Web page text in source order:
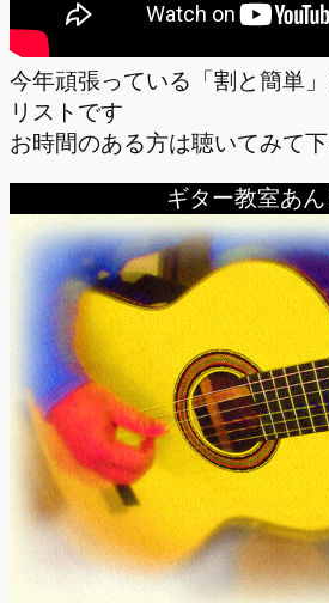
今年頑張っている「割と簡単
リストです
お時間のある方は聴いてみて下
ギター教室あ